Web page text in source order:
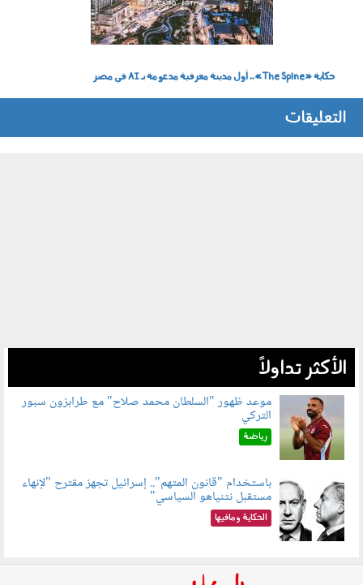
حكاية «The Spine».. أول مدينة معرفية مدعومة بـ AI في مصر
التعليقات
الأكثر تداولاً
090802.jpg
موعد ظهور "السلطان محمد صلاح" مع طرابزون سبور
التركي
رياضة
090801.jpg
باستخدام "قانون المتهم".. إسرائيل تجهز مقترح "لإنهاء
مستقبل نتنياهو السياسي"
الحكاية ومافيها